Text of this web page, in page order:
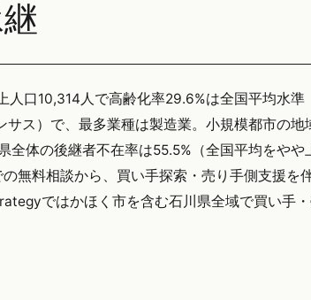
口10,314人で高齢化率29.6%は全国平均水準
ス）で、最多業種は製造業。小規模都市の地
体の後継者不在率は55.5%（全国平均をやや
無料相談から、買い手探索・売り手側支援を
ではかほく市を含む石川県全域で買い手